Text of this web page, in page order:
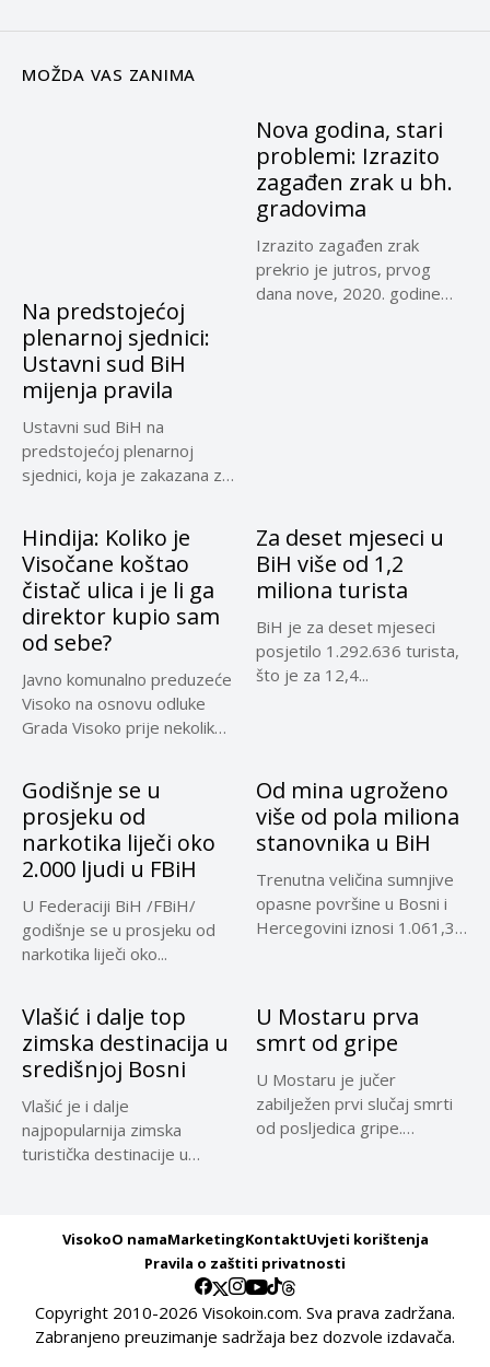
MOŽDA VAS ZANIMA
Na predstojećoj
plenarnoj sjednici:
Ustavni sud BiH
mijenja pravila
Ustavni sud BiH na
predstojećoj plenarnoj
sjednici, koja je zakazana za
Nova godina, stari
problemi: Izrazito
zagađen zrak u bh.
gradovima
Izrazito zagađen zrak
prekrio je jutros, prvog
dana nove, 2020. godine
Hindija: Koliko je
Visočane koštao
čistač ulica i je li ga
direktor kupio sam
od sebe?
Javno komunalno preduzeće
Visoko na osnovu odluke
Grada Visoko prije nekoliko
Za deset mjeseci u
BiH više od 1,2
miliona turista
BiH je za deset mjeseci
posjetilo 1.292.636 turista,
što je za 12,4...
Godišnje se u
prosjeku od
narkotika liječi oko
2.000 ljudi u FBiH
U Federaciji BiH /FBiH/
godišnje se u prosjeku od
narkotika liječi oko...
Od mina ugroženo
više od pola miliona
stanovnika u BiH
Trenutna veličina sumnjive
opasne površine u Bosni i
Hercegovini iznosi 1.061,32
Vlašić i dalje top
zimska destinacija u
središnjoj Bosni
Vlašić je i dalje
najpopularnija zimska
turistička destinacije u
U Mostaru prva
smrt od gripe
U Mostaru je jučer
zabilježen prvi slučaj smrti
od posljedica gripe.
VisokoO namaMarketingKontaktUvjeti korištenja
Pravila o zaštiti privatnosti
Copyright 2010-2026 Visokoin.com. Sva prava zadržana.
Zabranjeno preuzimanje sadržaja bez dozvole izdavača.